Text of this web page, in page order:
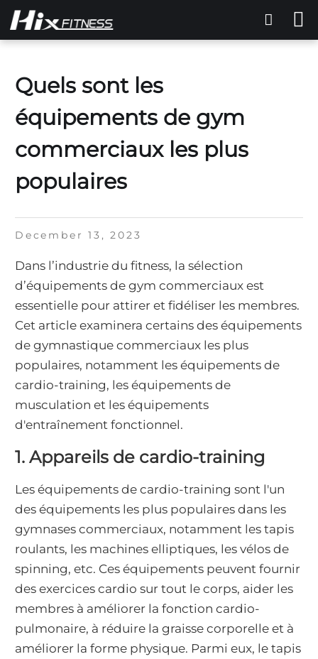
Quels sont les
équipements de gym
commerciaux les plus
populaires
December 13, 2023
Dans l’industrie du fitness, la sélection
d’équipements de gym commerciaux est
essentielle pour attirer et fidéliser les membres.
Cet article examinera certains des équipements
de gymnastique commerciaux les plus
populaires, notamment les équipements de
cardio-training, les équipements de
musculation et les équipements
d'entraînement fonctionnel.
1. Appareils de cardio-training
Les équipements de cardio-training sont l'un
des équipements les plus populaires dans les
gymnases commerciaux, notamment les tapis
roulants, les machines elliptiques, les vélos de
spinning, etc. Ces équipements peuvent fournir
des exercices cardio sur tout le corps, aider les
membres à améliorer la fonction cardio-
pulmonaire, à réduire la graisse corporelle et à
améliorer la forme physique. Parmi eux, le tapis